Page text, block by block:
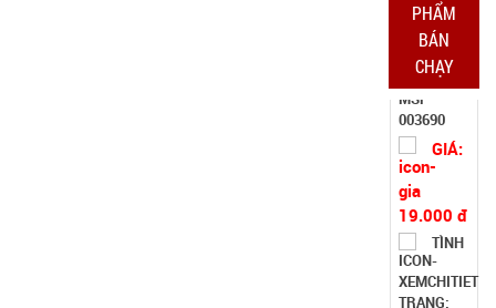
PHẨM
BÁN
CHẠY
Đặt
hàng
Giá đỡ điện
thoại K61
mini ( T200,
full vat )
MÃ
SP:
004825